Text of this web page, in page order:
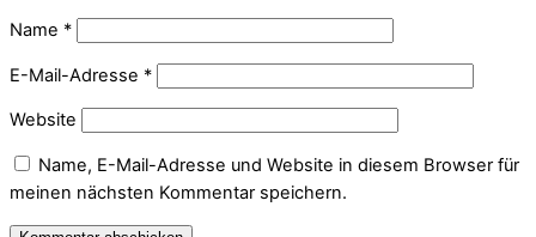
Name *
E-Mail-Adresse *
Website
Name, E-Mail-Adresse und Website in diesem Browser für
meinen nächsten Kommentar speichern.